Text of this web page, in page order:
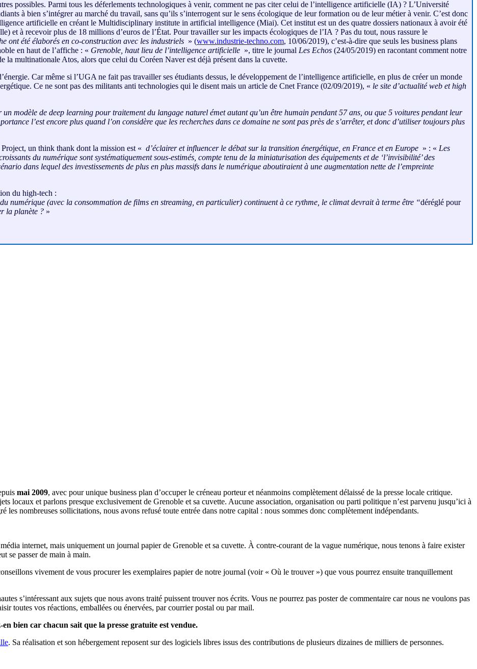
possibles. Parmi tous les déferlements technologiques à venir, comment ne pas citer celui de l’intelligence artificielle (IA) ? L’Université
à bien s’intégrer au marché du travail, sans qu’ils s’interrogent sur le sens écologique de leur formation ou de leur métier à venir. C’est donc
artificielle en créant le Multidisciplinary institute in artificial intelligence (Miai). Cet institut est un des quatre dossiers nationaux à avoir été
et à recevoir plus de 18 millions d’euros de l’État. Pour travailler sur les impacts écologiques de l’IA ? Pas du tout, nous rassure le
ont été élaborés en co-construction avec les industriels » (www.industrie-techno.com, 10/06/2019), c’est-à-dire que seuls les business plans
en haut de l’affiche : « Grenoble, haut lieu de l’intelligence artificielle », titre le journal Les Echos (24/05/2019) en racontant comment notre
multinationale Atos, alors que celui du Coréen Naver est déjà présent dans la cuvette.
Car même si l’UGA ne fait pas travailler ses étudiants dessus, le développement de l’intelligence artificielle, en plus de créer un monde
Ce ne sont pas des militants anti technologies qui le disent mais un article de Cnet France (02/09/2019), « le site d’actualité web et high
modèle de deep learning pour traitement du langage naturel émet autant qu’un être humain pendant 57 ans, ou que 5 voitures pendant leur
l’est encore plus quand l’on considère que les recherches dans ce domaine ne sont pas près de s’arrêter, et donc d’utiliser toujours plus
un think thank dont la mission est « d’éclairer et influencer le débat sur la transition énergétique, en France et en Europe » : « Les
du numérique sont systématiquement sous-estimés, compte tenu de la miniaturisation des équipements et de ‘l’invisibilité’ des
dans lequel des investissements de plus en plus massifs dans le numérique aboutiraient à une augmentation nette de l’empreinte
du high-tech :
numérique (avec la consommation de films en streaming, en particulier) continuent à ce rythme, le climat devrait à terme être “déréglé pour
la planète ? »
mai 2009, avec pour unique business plan d’occuper le créneau porteur et néanmoins complètement délaissé de la presse locale critique.
locaux et parlons presque exclusivement de Grenoble et sa cuvette. Aucune association, organisation ou parti politique n’est parvenu jusqu’ici à
nombreuses sollicitations, nous avons refusé toute entrée dans notre capital : nous sommes donc complètement indépendants.
internet, mais uniquement un journal papier de Grenoble et sa cuvette. À contre-courant de la vague numérique, nous tenons à faire exister
se passer de main à main.
vivement de vous procurer les exemplaires papier de notre journal (voir « Où le trouver ») que vous pourrez ensuite tranquillement
s’intéressant aux sujets que nous avons traité puissent trouver nos écrits. Vous ne pourrez pas poster de commentaire car nous ne voulons pas
toutes vos réactions, emballées ou énervées, par courrier postal ou par mail.
en bien car chacun sait que la presse gratuite est vendue.
. Sa réalisation et son hébergement reposent sur des logiciels libres issus des contributions de plusieurs dizaines de milliers de personnes.